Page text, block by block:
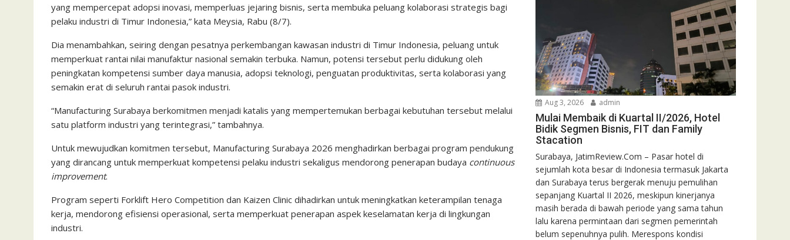
yang mempercepat adopsi inovasi, memperluas jejaring bisnis, serta membuka peluang kolaborasi strategis bagi
pelaku industri di Timur Indonesia,” kata Meysia, Rabu (8/7).
Dia menambahkan, seiring dengan pesatnya perkembangan kawasan industri di Timur Indonesia, peluang untuk
memperkuat rantai nilai manufaktur nasional semakin terbuka. Namun, potensi tersebut perlu didukung oleh
peningkatan kompetensi sumber daya manusia, adopsi teknologi, penguatan produktivitas, serta kolaborasi yang
semakin erat di seluruh rantai pasok industri.
“Manufacturing Surabaya berkomitmen menjadi katalis yang mempertemukan berbagai kebutuhan tersebut melalui
satu platform industri yang terintegrasi,” tambahnya.
Untuk mewujudkan komitmen tersebut, Manufacturing Surabaya 2026 menghadirkan berbagai program pendukung
yang dirancang untuk memperkuat kompetensi pelaku industri sekaligus mendorong penerapan budaya continuous
improvement.
Program seperti Forklift Hero Competition dan Kaizen Clinic dihadirkan untuk meningkatkan keterampilan tenaga
kerja, mendorong efisiensi operasional, serta memperkuat penerapan aspek keselamatan kerja di lingkungan
industri.
Aug 3, 2026 admin
Mulai Membaik di Kuartal II/2026, Hotel
Bidik Segmen Bisnis, FIT dan Family
Stacation
Surabaya, JatimReview.Com – Pasar hotel di
sejumlah kota besar di Indonesia termasuk Jakarta
dan Surabaya terus bergerak menuju pemulihan
sepanjang Kuartal II 2026, meskipun kinerjanya
masih berada di bawah periode yang sama tahun
lalu karena permintaan dari segmen pemerintah
belum sepenuhnya pulih. Merespons kondisi